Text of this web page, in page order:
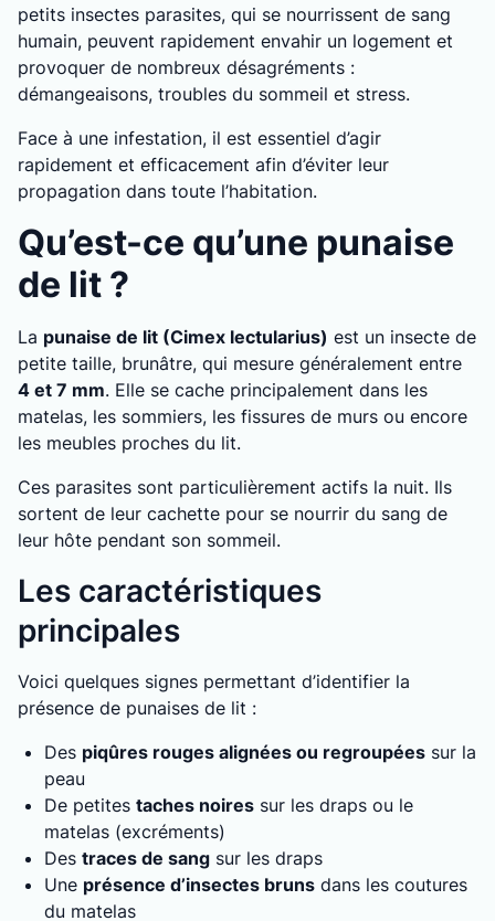
petits insectes parasites, qui se nourrissent de sang
humain, peuvent rapidement envahir un logement et
provoquer de nombreux désagréments :
démangeaisons, troubles du sommeil et stress.
Face à une infestation, il est essentiel d’agir
rapidement et efficacement afin d’éviter leur
propagation dans toute l’habitation.
Qu’est-ce qu’une punaise
de lit ?
La punaise de lit (Cimex lectularius) est un insecte de
petite taille, brunâtre, qui mesure généralement entre
4 et 7 mm. Elle se cache principalement dans les
matelas, les sommiers, les fissures de murs ou encore
les meubles proches du lit.
Ces parasites sont particulièrement actifs la nuit. Ils
sortent de leur cachette pour se nourrir du sang de
leur hôte pendant son sommeil.
Les caractéristiques
principales
Voici quelques signes permettant d’identifier la
présence de punaises de lit :
Des piqûres rouges alignées ou regroupées sur la
peau
De petites taches noires sur les draps ou le
matelas (excréments)
Des traces de sang sur les draps
Une présence d’insectes bruns dans les coutures
du matelas